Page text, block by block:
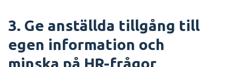
3. Ge anställda tillgång till
egen information och
minska på HR-frågor